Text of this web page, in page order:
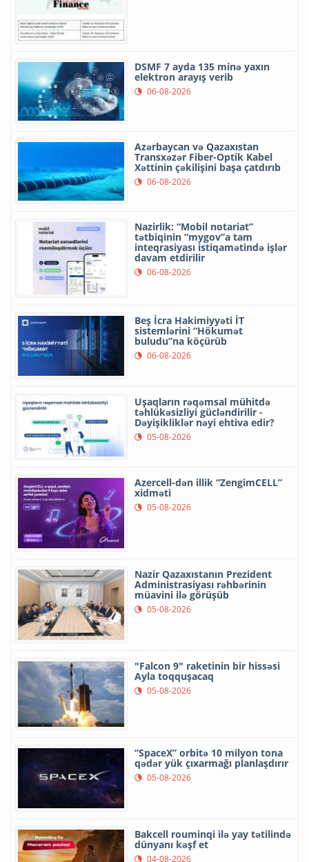
DSMF 7 ayda 135 minə yaxın
elektron arayış verib
06-08-2026
Azərbaycan və Qazaxıstan
Transxəzər Fiber-Optik Kabel
Xəttinin çəkilişini başa çatdırıb
06-08-2026
Nazirlik: “Mobil notariat”
tətbiqinin “mygov”a tam
inteqrasiyası istiqamətində işlər
davam etdirilir
06-08-2026
Beş İcra Hakimiyyəti İT
sistemlərini “Hökumət
buludu”na köçürüb
06-08-2026
Uşaqların rəqəmsal mühitdə
təhlükəsizliyi gücləndirilir -
Dəyişikliklər nəyi ehtiva edir?
05-08-2026
Azercell-dən illik “ZengimCELL”
xidməti
05-08-2026
Nazir Qazaxıstanın Prezident
Administrasiyası rəhbərinin
müavini ilə görüşüb
05-08-2026
"Falcon 9" raketinin bir hissəsi
Ayla toqquşacaq
05-08-2026
“SpaceX” orbitə 10 milyon tona
qədər yük çıxarmağı planlaşdırır
05-08-2026
Bakcell rouminqi ilə yay tətilində
dünyanı kəşf et
04-08-2026